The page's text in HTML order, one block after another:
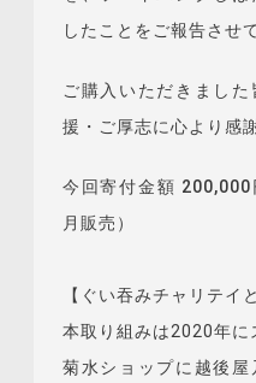
したことをご報告させ
ご購入いただきまし
援・ご厚志に心より感
今回寄付金額 200,000
月販売）
【ぐい吞みチャリテイ
本取り組みは2020年に
菊水ショップに越後